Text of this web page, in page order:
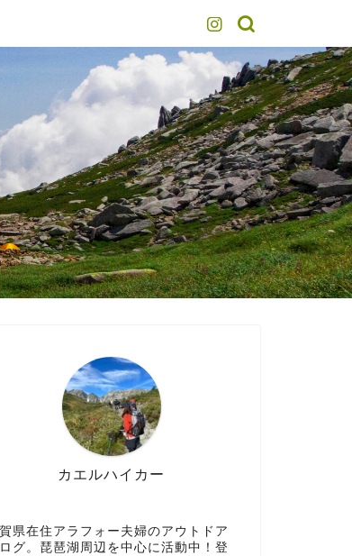
カエルハイカー
県在住アラフォー夫婦のアウトドア
グ。琵琶湖周辺を中心に活動中！登